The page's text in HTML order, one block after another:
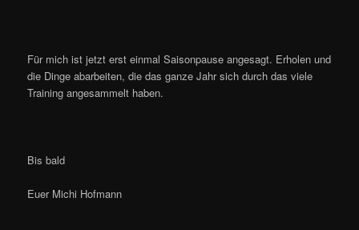
Für mich ist jetzt erst einmal Saisonpause angesagt. Erholen und
die Dinge abarbeiten, die das ganze Jahr sich durch das viele
Training angesammelt haben.
Bis bald
Euer Michi Hofmann